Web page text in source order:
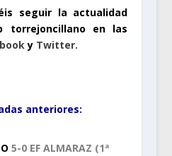
seguir la actualidad
en las
y Twitter.
anteriores:
5-0 EF ALMARAZ (1ª